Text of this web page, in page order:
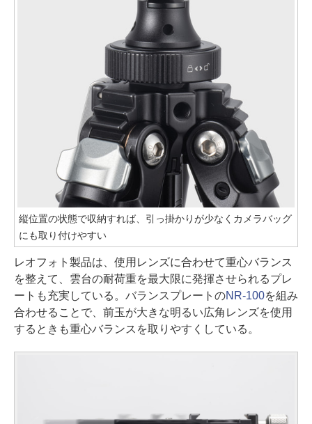
縦位置の状態で収納すれば、引っ掛かりが少なくカメラバッグ
にも取り付けやすい
レオフォト製品は、使用レンズに合わせて重心バランス
を整えて、雲台の耐荷重を最大限に発揮させられるプレ
ートも充実している。バランスプレートのNR-100を組み
合わせることで、前玉が大きな明るい広角レンズを使用
するときも重心バランスを取りやすくしている。